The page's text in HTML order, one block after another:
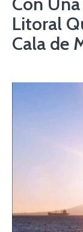
Litoral
Cala de